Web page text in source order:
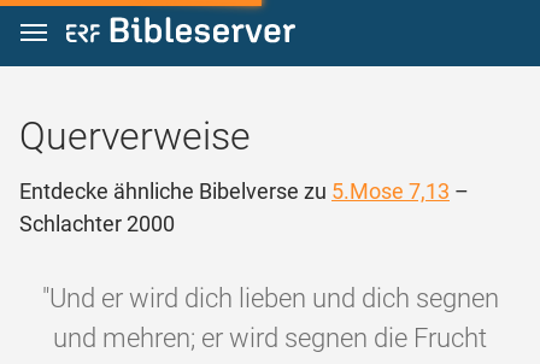
Zum Inhalt springen
Querverweise
Entdecke ähnliche Bibelverse zu 5.Mose 7,13 –
Schlachter 2000
"Und er wird dich lieben und dich segnen
und mehren; er wird segnen die Frucht